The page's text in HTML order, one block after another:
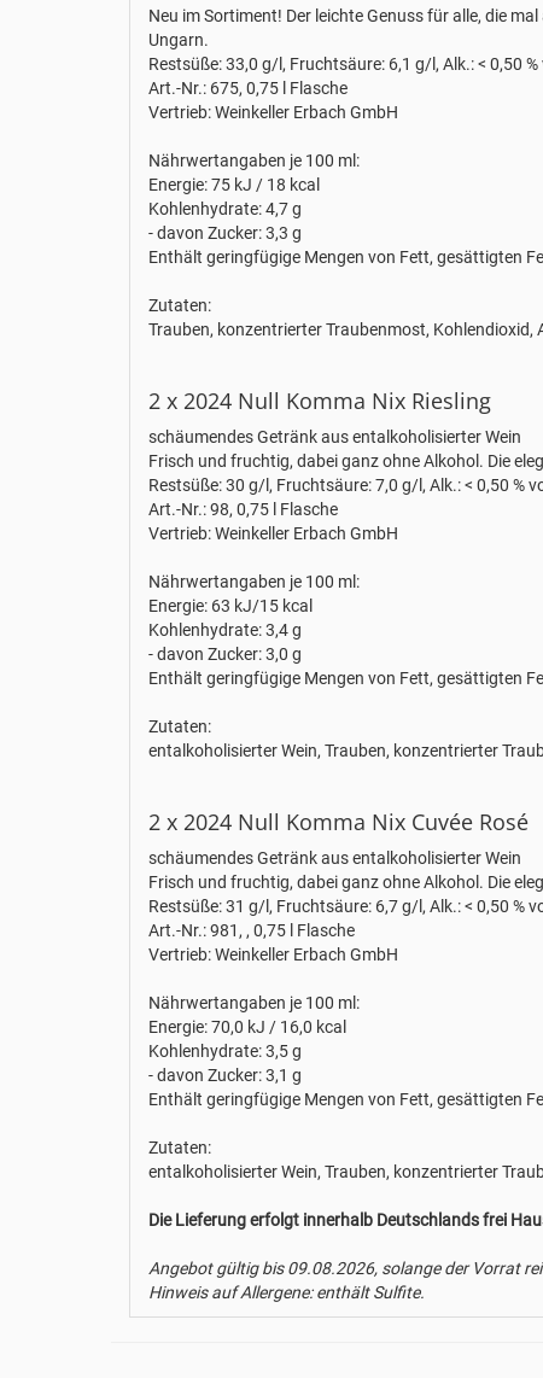
Neu im Sortiment! Der leichte Genuss für alle, die
Ungarn.
Restsüße: 33,0 g/l, Fruchtsäure: 6,1 g/l, Alk.: < 0,50 %
Art.-Nr.: 675, 0,75 l Flasche
Vertrieb: Weinkeller Erbach GmbH
Nährwertangaben je 100 ml:
Energie: 75 kJ / 18 kcal
Kohlenhydrate: 4,7 g
- davon Zucker: 3,3 g
Enthält geringfügige Mengen von Fett, gesättigten
Zutaten:
Trauben, konzentrierter Traubenmost,
2 x 2024 Null Komma Nix Riesling
schäumendes Getränk aus entalkoholisierter Wein
Frisch und fruchtig, dabei ganz ohne Alkohol. Die
Restsüße: 30 g/l, Fruchtsäure: 7,0 g/l, Alk.: < 0,50 %
Art.-Nr.: 98, 0,75 l Flasche
Vertrieb: Weinkeller Erbach GmbH
Nährwertangaben je 100 ml:
Energie: 63 kJ/15 kcal
Kohlenhydrate: 3,4 g
- davon Zucker: 3,0 g
Enthält geringfügige Mengen von Fett, gesättigten
Zutaten:
entalkoholisierter Wein, Trauben, konzentrierter
2 x 2024 Null Komma Nix Cuvée Rosé
schäumendes Getränk aus entalkoholisierter Wein
Frisch und fruchtig, dabei ganz ohne Alkohol. Die
Restsüße: 31 g/l, Fruchtsäure: 6,7 g/l, Alk.: < 0,50 %
Art.-Nr.: 981, , 0,75 l Flasche
Vertrieb: Weinkeller Erbach GmbH
Nährwertangaben je 100 ml:
Energie: 70,0 kJ / 16,0 kcal
Kohlenhydrate: 3,5 g
- davon Zucker: 3,1 g
Enthält geringfügige Mengen von Fett, gesättigten
Zutaten:
entalkoholisierter Wein, Trauben, konzentrierter
Die Lieferung erfolgt innerhalb Deutschlands frei
Angebot gültig bis 09.08.2026, solange der Vorrat
Hinweis auf Allergene: enthält Sulfite.